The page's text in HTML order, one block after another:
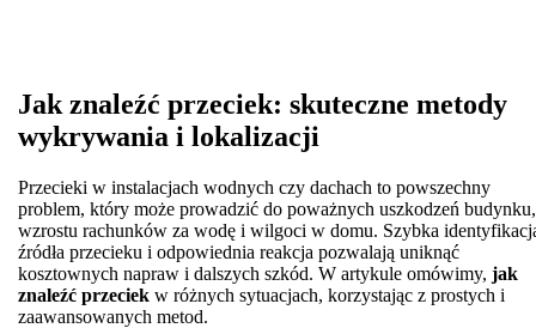
Jak znaleźć przeciek: skuteczne metody
wykrywania i lokalizacji
Przecieki w instalacjach wodnych czy dachach to powszechny
problem, który może prowadzić do poważnych uszkodzeń budynku,
wzrostu rachunków za wodę i wilgoci w domu. Szybka
źródła przecieku i odpowiednia reakcja pozwalają uniknąć
kosztownych napraw i dalszych szkód. W artykule omówimy, jak
znaleźć przeciek w różnych sytuacjach, korzystając z prostych i
zaawansowanych metod.